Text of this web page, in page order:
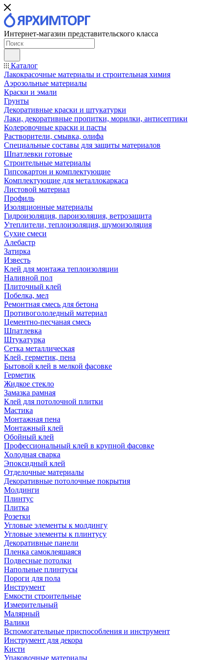
Интернет-магазин представительского класса
Каталог
Лакокрасочные материалы и строительная химия
Аэрозольные материалы
Краски и эмали
Грунты
Декоративные краски и штукатурки
Лаки, декоративные пропитки, морилки, антисептики
Колеровочные краски и пасты
Растворители, смывка, олифа
Специальные составы для защиты материалов
Шпатлевки готовые
Строительные материалы
Гипсокартон и комплектующие
Комплектующие для металлокаркаса
Листовой материал
Профиль
Изоляционные материалы
Гидроизоляция, пароизоляция, ветрозащита
Утеплители, теплоизоляция, шумоизоляция
Сухие смеси
Алебастр
Затирка
Известь
Клей для монтажа теплоизоляции
Наливной пол
Плиточный клей
Побелка, мел
Ремонтная смесь для бетона
Противогололедный материал
Цементно-песчаная смесь
Шпатлевка
Штукатурка
Сетка металлическая
Клей, герметик, пена
Бытовой клей в мелкой фасовке
Герметик
Жидкое стекло
Замазка рамная
Клей для потолочной плитки
Мастика
Монтажная пена
Монтажный клей
Обойный клей
Профессиональный клей в крупной фасовке
Холодная сварка
Эпоксидный клей
Отделочные материалы
Декоративные потолочные покрытия
Молдинги
Плинтус
Плитка
Розетки
Угловые элементы к молдингу
Угловые элементы к плинтусу
Декоративные панели
Пленка самоклеящаяся
Подвесные потолки
Напольные плинтусы
Пороги для пола
Инструмент
Емкости строительные
Измерительный
Малярный
Валики
Вспомогательные приспособления и инструмент
Инструмент для декора
Кисти
Упаковочные материалы